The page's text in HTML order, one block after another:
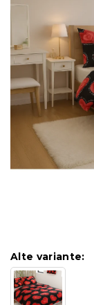
Alte variante: